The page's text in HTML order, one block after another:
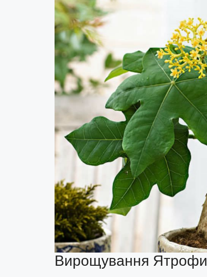
Вирощування Ятрофи